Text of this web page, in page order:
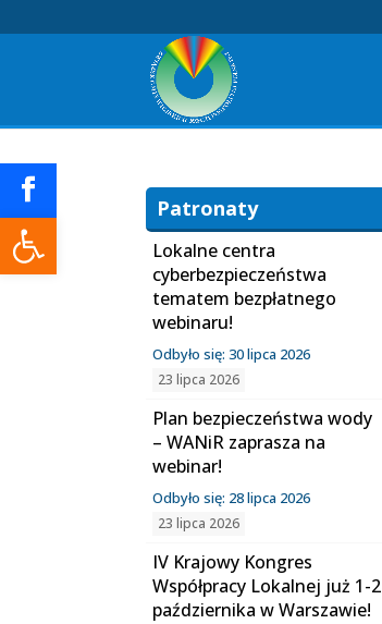
Otwórz pasek narzędzi Patronaty
Lokalne centra
cyberbezpieczeństwa
tematem bezpłatnego
webinaru!
Odbyło się: 30 lipca 2026
23 lipca 2026
Plan bezpieczeństwa wody
– WANiR zaprasza na
webinar!
Odbyło się: 28 lipca 2026
23 lipca 2026
IV Krajowy Kongres
Współpracy Lokalnej już 1-2
października w Warszawie!